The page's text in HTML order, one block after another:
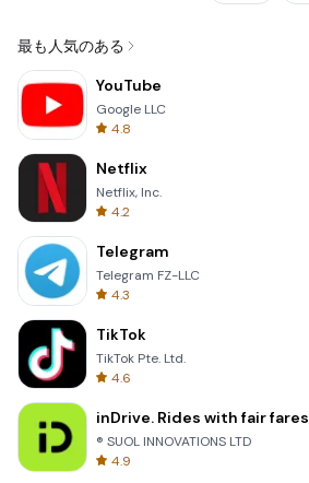
最も人気のある
YouTube
Google LLC
4.8
Netflix
Netflix, Inc.
4.2
Telegram
Telegram FZ-LLC
4.3
TikTok
TikTok Pte. Ltd.
4.6
inDrive. Rides with fair fares
® SUOL INNOVATIONS LTD
4.9